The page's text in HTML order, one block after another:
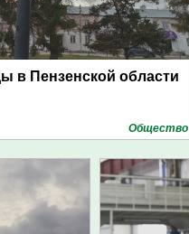
в Пензенской области
Общество